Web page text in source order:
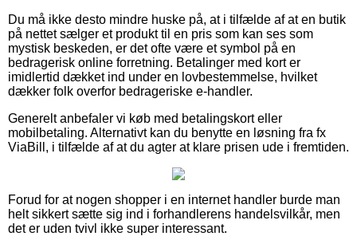
Du må ikke desto mindre huske på, at i tilfælde af at en butik
på nettet sælger et produkt til en pris som kan ses som
mystisk beskeden, er det ofte være et symbol på en
bedragerisk online forretning. Betalinger med kort er
imidlertid dækket ind under en lovbestemmelse, hvilket
dækker folk overfor bedrageriske e-handler.
Generelt anbefaler vi køb med betalingskort eller
mobilbetaling. Alternativt kan du benytte en løsning fra fx
ViaBill, i tilfælde af at du agter at klare prisen ude i fremtiden.
Forud for at nogen shopper i en internet handler burde man
helt sikkert sætte sig ind i forhandlerens handelsvilkår, men
det er uden tvivl ikke super interessant.